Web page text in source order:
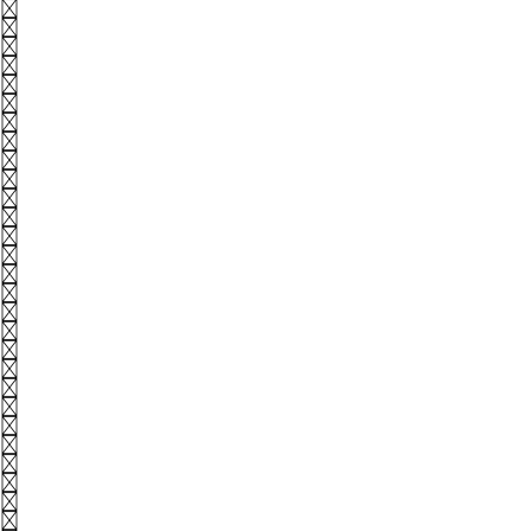
@
#
$
%
^
&
*
(
)
_
+
{
}
|
:
"
<
>
?
₩
-
=
[
]
\
;
'
.